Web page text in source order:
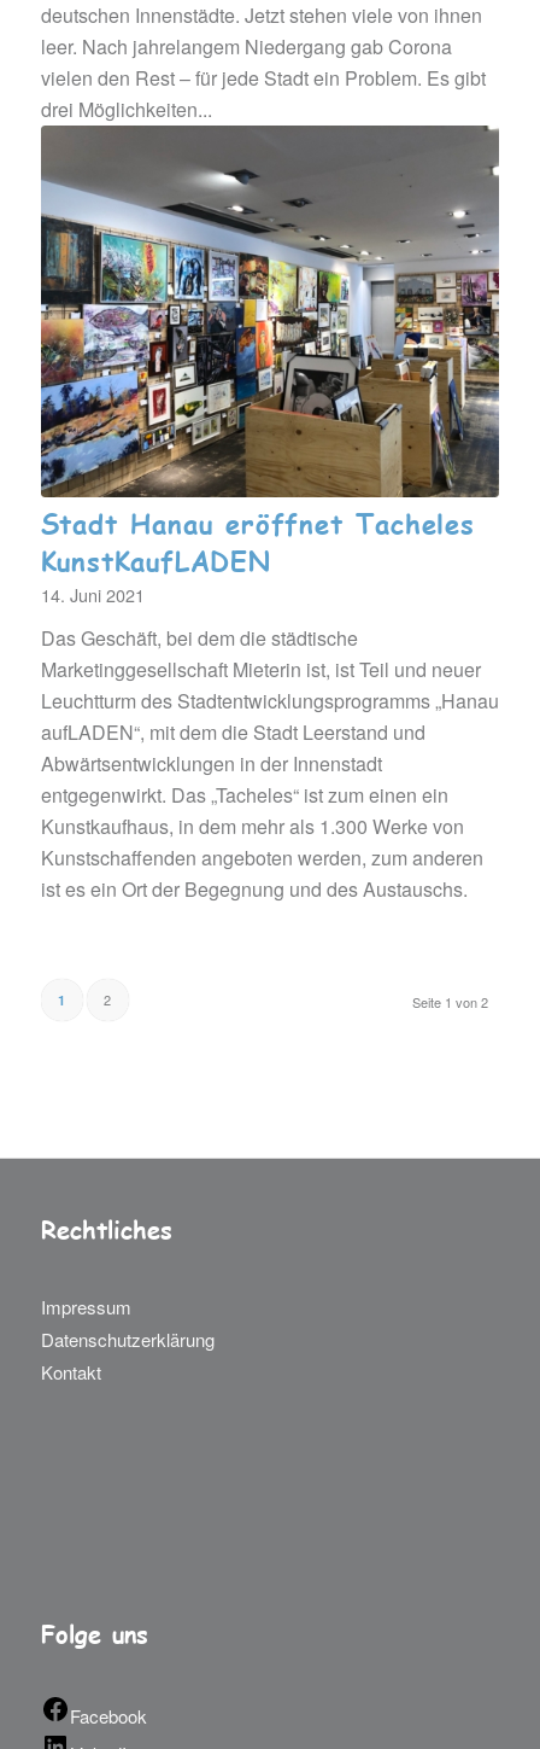
deutschen Innenstädte. Jetzt stehen viele von ihnen
leer. Nach jahrelangem Niedergang gab Corona
vielen den Rest – für jede Stadt ein Problem. Es gibt
drei Möglichkeiten...
Stadt Hanau eröffnet Tacheles
KunstKaufLADEN
14. Juni 2021
Das Geschäft, bei dem die städtische
Marketinggesellschaft Mieterin ist, ist Teil und neuer
Leuchtturm des Stadtentwicklungsprogramms „Hanau
aufLADEN“, mit dem die Stadt Leerstand und
Abwärtsentwicklungen in der Innenstadt
entgegenwirkt. Das „Tacheles“ ist zum einen ein
Kunstkaufhaus, in dem mehr als 1.300 Werke von
Kunstschaffenden angeboten werden, zum anderen
ist es ein Ort der Begegnung und des Austauschs.
Seite 1 von 2
1 2
Rechtliches
Impressum
Datenschutzerklärung
Kontakt
Folge uns
Facebook